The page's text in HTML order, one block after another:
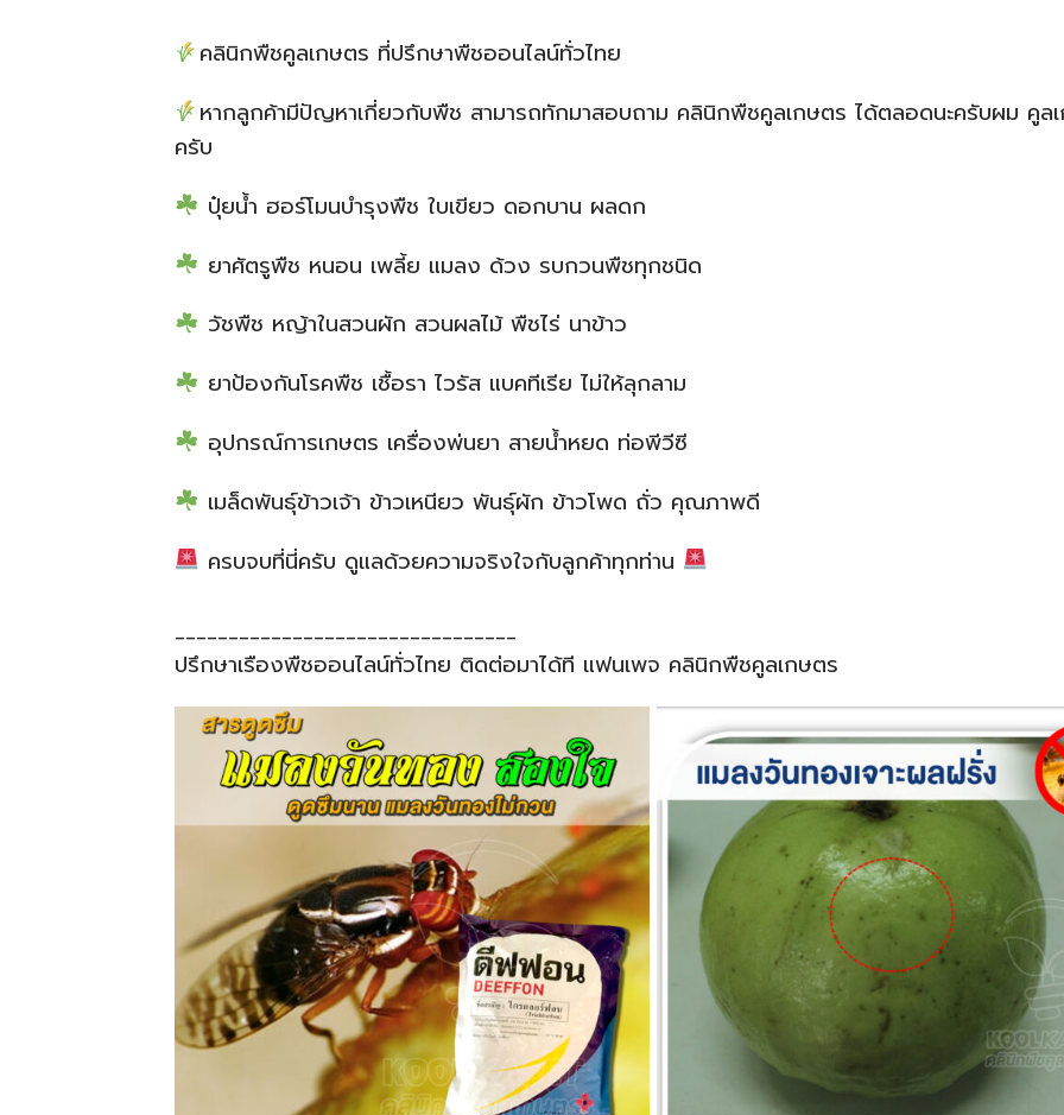
คลินิกพืชคูลเกษตร ที่ปรึกษาพืชออนไลน์ทั่วไทย
หากลูกค้ามีปัญหาเกี่ยวกับพืช สามารถทักมาสอบถาม คลินิกพืชคูลเกษตร ได้ตลอดนะครับผม คูล
ครับ
ปุ๋ยน้ำ ฮอร์โมนบำรุงพืช ใบเขียว ดอกบาน ผลดก
ยาศัตรูพืช หนอน เพลี้ย แมลง ด้วง รบกวนพืชทุกชนิด
วัชพืช หญ้าในสวนผัก สวนผลไม้ พืชไร่ นาข้าว
ยาป้องกันโรคพืช เชื้อรา ไวรัส แบคทีเรีย ไม่ให้ลุกลาม
อุปกรณ์การเกษตร เครื่องพ่นยา สายน้ำหยด ท่อพีวีซี
เมล็ดพันธุ์ข้าวเจ้า ข้าวเหนียว พันธุ์ผัก ข้าวโพด ถั่ว คุณภาพดี
ครบจบที่นี่ครับ ดูแลด้วยความจริงใจกับลูกค้าทุกท่าน
________________________________
ปรึกษาเรืองพืชออนไลน์ทั่วไทย ติดต่อมาได้ที แฟนเพจ คลินิกพืชคูลเกษตร